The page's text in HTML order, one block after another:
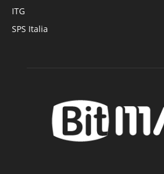
ITG
SPS Italia